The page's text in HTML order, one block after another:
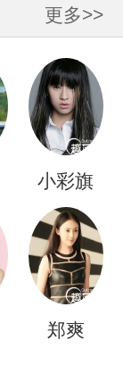
更多>>
小彩旗
郑爽